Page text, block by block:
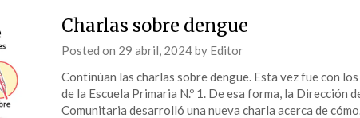
Charlas sobre dengue
Posted on 29 abril, 2024by Editor
Continúan las charlas sobre dengue. Esta vez fue con
de la Escuela Primaria N.º 1. De esa forma, la Dirección
Comunitaria desarrolló una nueva charla acerca de